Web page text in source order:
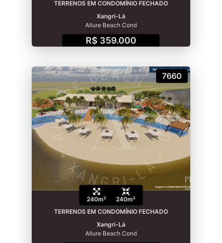
TERRENOS EM CONDOMÍNIO FECHADO
Xangri-Lá
Allure Beach Cond
R$ 359.000
7660
240m²
240m²
TERRENOS EM CONDOMÍNIO FECHADO
Xangri-Lá
Allure Beach Cond